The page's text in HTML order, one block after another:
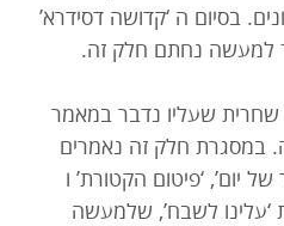
בסיום ה ‘קדושה דסידרא’
למעשה נחתם חלק זה.
שחרית שעליו נדבר במאמר
במסגרת חלק זה נאמרים
יום’, ‘פיטום הקטורת’ ו
‘עלינו לשבח’, שלמעשה